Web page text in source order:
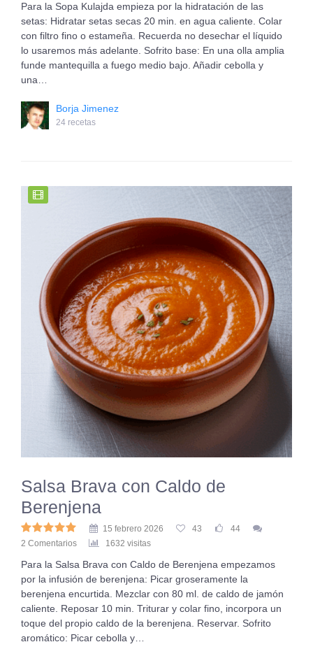
Para la Sopa Kulajda empieza por la hidratación de las
setas: Hidratar setas secas 20 min. en agua caliente. Colar
con filtro fino o estameña. Recuerda no desechar el líquido
lo usaremos más adelante. Sofrito base: En una olla amplia
funde mantequilla a fuego medio bajo. Añadir cebolla y
una…
Borja Jimenez
24 recetas
Salsa Brava con Caldo de
Berenjena
15 febrero 2026 43
44
2 Comentarios
1632 visitas
Para la Salsa Brava con Caldo de Berenjena empezamos
por la infusión de berenjena: Picar groseramente la
berenjena encurtida. Mezclar con 80 ml. de caldo de jamón
caliente. Reposar 10 min. Triturar y colar fino, incorpora un
toque del propio caldo de la berenjena. Reservar. Sofrito
aromático: Picar cebolla y…